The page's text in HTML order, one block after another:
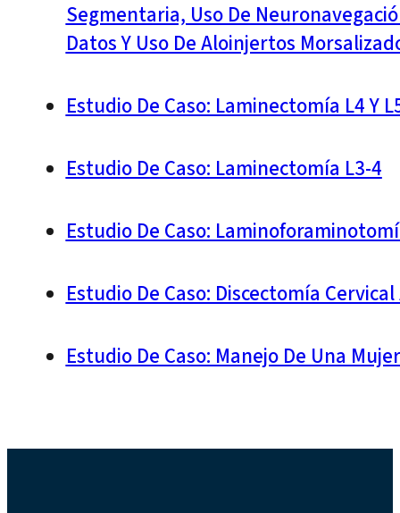
Segmentaria, Uso De
Datos Y Uso De Aloinjertos
Estudio De Caso: Laminectomía L4 Y
Estudio De Caso: Laminectomía L3-4
Estudio De Caso:
Estudio De Caso: Discectomía
Estudio De Caso: Manejo De Una